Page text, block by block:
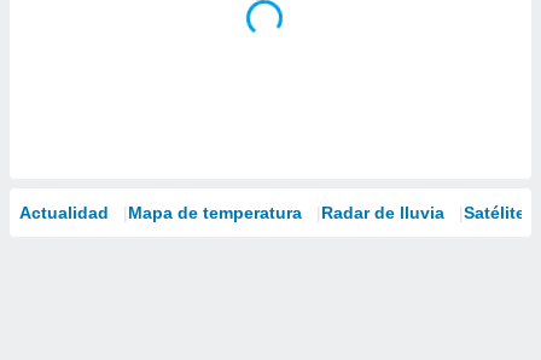
Actualidad Mapa de temperatura Radar de lluvia Satélites